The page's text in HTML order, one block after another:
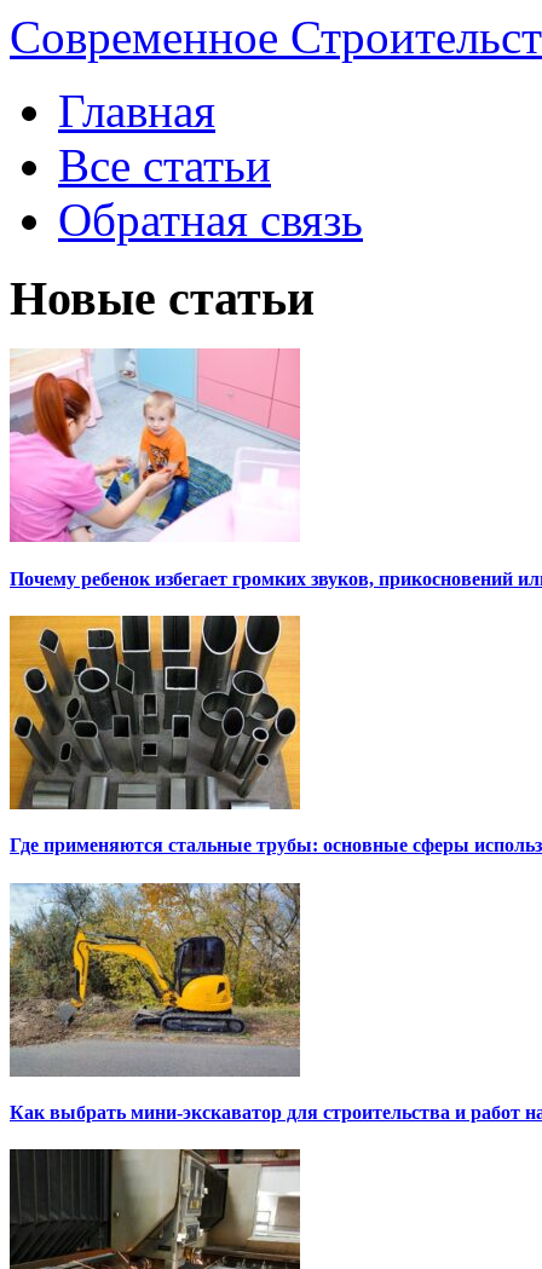
Современное
Главная
Все статьи
Обратная связь
Новые статьи
Почему ребенок избегает громких звуков, прикосновений
Где применяются стальные трубы: основные сферы
Как выбрать мини-экскаватор для строительства и работ